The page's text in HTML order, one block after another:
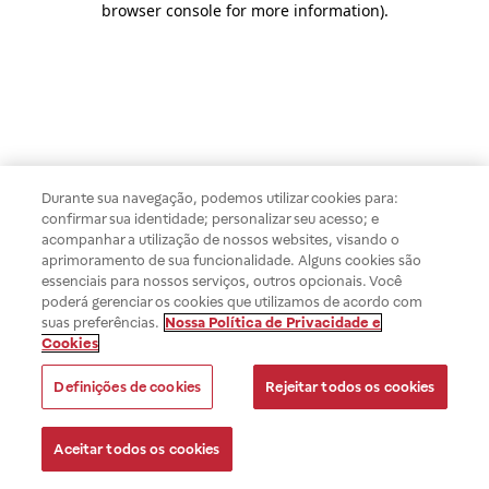
browser console for more information).
Durante sua navegação, podemos utilizar cookies para:
confirmar sua identidade; personalizar seu acesso; e
acompanhar a utilização de nossos websites, visando o
aprimoramento de sua funcionalidade. Alguns cookies são
essenciais para nossos serviços, outros opcionais. Você
poderá gerenciar os cookies que utilizamos de acordo com
suas preferências. Nossa Política de Privacidade e
Cookies
Definições de cookies Rejeitar todos os cookies
Aceitar todos os cookies